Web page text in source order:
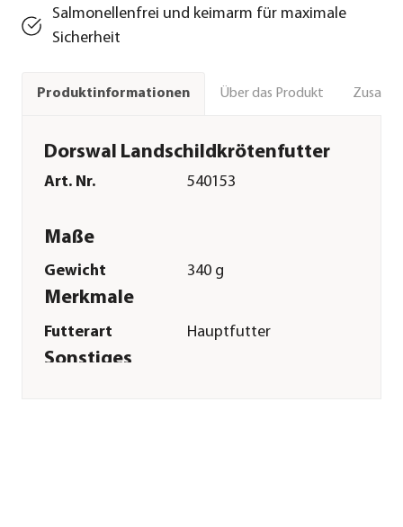
Salmonellenfrei und keimarm für maximale
Sicherheit
Produktinformationen Über das Produkt
Dorswal Landschildkrötenfutter
Art. Nr. 540153
Maße
Gewicht 340 g
Merkmale
Futterart Hauptfutter
Sonstiges